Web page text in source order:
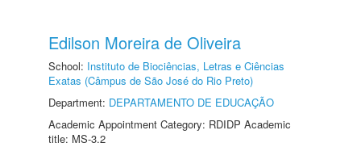
Edilson Moreira de Oliveira
School: Instituto de Biociências, Letras e Ciências
Exatas (Câmpus de São José do Rio Preto)
Department: DEPARTAMENTO DE EDUCAÇÃO
Academic Appointment Category: RDIDP Academic
title: MS-3.2